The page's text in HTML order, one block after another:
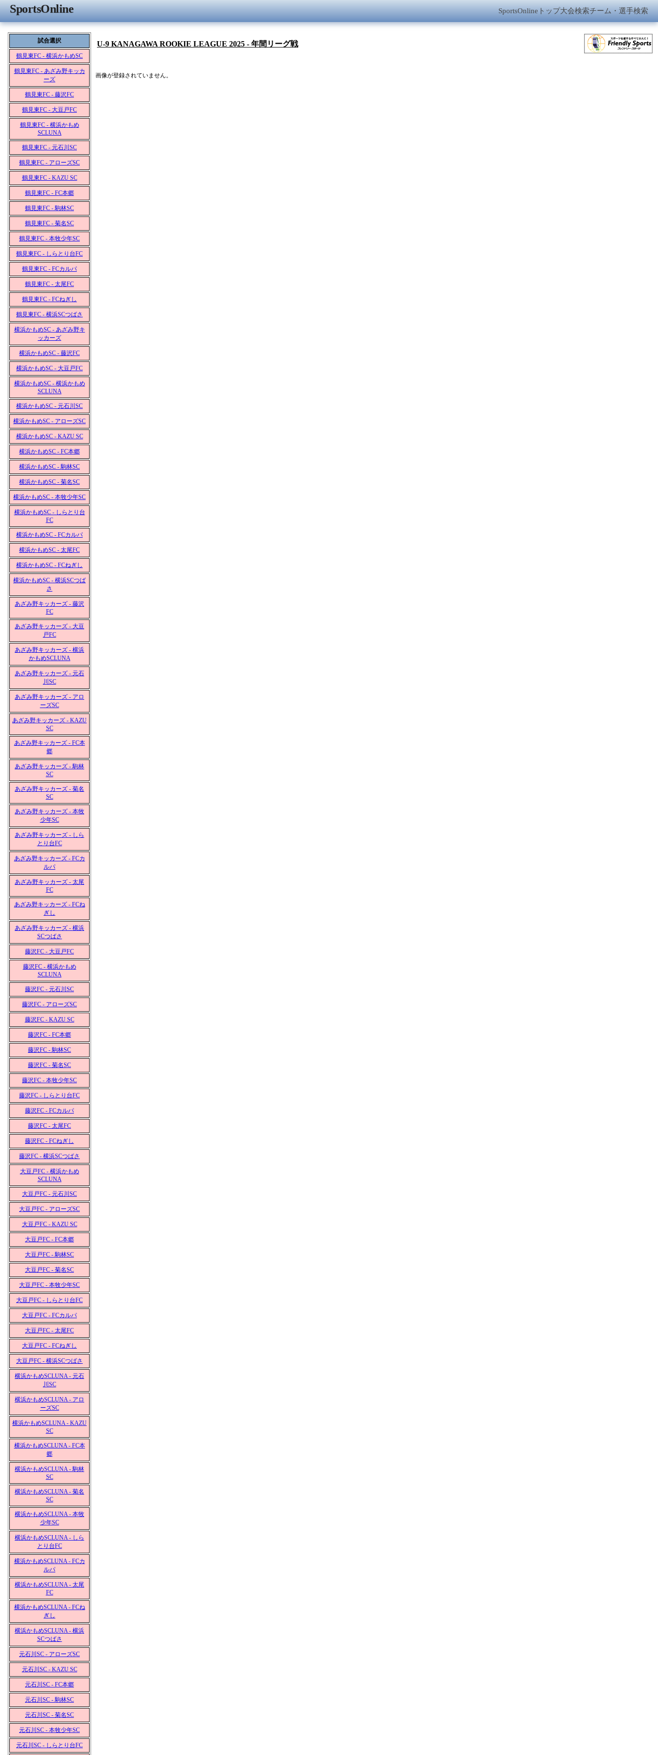
SportsOnline SportsOnlineトップ大会検索チーム・選手検索
試合選択
鶴見東FC - 横浜かもめSC
鶴見東FC - あざみ野キッカ
ーズ
鶴見東FC - 藤沢FC
鶴見東FC - 大豆戸FC
鶴見東FC - 横浜かもめ
SCLUNA
鶴見東FC - 元石川SC
鶴見東FC - アローズSC
鶴見東FC - KAZU SC
鶴見東FC - FC本郷
鶴見東FC - 駒林SC
鶴見東FC - 菊名SC
鶴見東FC - 本牧少年SC
鶴見東FC - しらとり台FC
鶴見東FC - FCカルパ
鶴見東FC - 太尾FC
鶴見東FC - FCねぎし
鶴見東FC - 横浜SCつばさ
横浜かもめSC - あざみ野キ
ッカーズ
横浜かもめSC - 藤沢FC
横浜かもめSC - 大豆戸FC
横浜かもめSC - 横浜かもめ
SCLUNA
横浜かもめSC - 元石川SC
横浜かもめSC - アローズSC
横浜かもめSC - KAZU SC
横浜かもめSC - FC本郷
横浜かもめSC - 駒林SC
横浜かもめSC - 菊名SC
横浜かもめSC - 本牧少年SC
横浜かもめSC - しらとり台
FC
横浜かもめSC - FCカルパ
横浜かもめSC - 太尾FC
横浜かもめSC - FCねぎし
横浜かもめSC - 横浜SCつば
さ
あざみ野キッカーズ - 藤沢
FC
あざみ野キッカーズ - 大豆
戸FC
あざみ野キッカーズ - 横浜
かもめSCLUNA
あざみ野キッカーズ - 元石
川SC
あざみ野キッカーズ - アロ
ーズSC
あざみ野キッカーズ - KAZU
SC
あざみ野キッカーズ - FC本
郷
あざみ野キッカーズ - 駒林
SC
あざみ野キッカーズ - 菊名
SC
あざみ野キッカーズ - 本牧
少年SC
あざみ野キッカーズ - しら
とり台FC
あざみ野キッカーズ - FCカ
ルパ
あざみ野キッカーズ - 太尾
FC
あざみ野キッカーズ - FCね
ぎし
あざみ野キッカーズ - 横浜
SCつばさ
藤沢FC - 大豆戸FC
藤沢FC - 横浜かもめ
SCLUNA
藤沢FC - 元石川SC
藤沢FC - アローズSC
藤沢FC - KAZU SC
藤沢FC - FC本郷
藤沢FC - 駒林SC
藤沢FC - 菊名SC
藤沢FC - 本牧少年SC
藤沢FC - しらとり台FC
藤沢FC - FCカルパ
藤沢FC - 太尾FC
藤沢FC - FCねぎし
藤沢FC - 横浜SCつばさ
大豆戸FC - 横浜かもめ
SCLUNA
大豆戸FC - 元石川SC
大豆戸FC - アローズSC
大豆戸FC - KAZU SC
大豆戸FC - FC本郷
大豆戸FC - 駒林SC
大豆戸FC - 菊名SC
大豆戸FC - 本牧少年SC
大豆戸FC - しらとり台FC
大豆戸FC - FCカルパ
大豆戸FC - 太尾FC
大豆戸FC - FCねぎし
大豆戸FC - 横浜SCつばさ
横浜かもめSCLUNA - 元石
川SC
横浜かもめSCLUNA - アロ
ーズSC
横浜かもめSCLUNA - KAZU
SC
横浜かもめSCLUNA - FC本
郷
横浜かもめSCLUNA - 駒林
SC
横浜かもめSCLUNA - 菊名
SC
横浜かもめSCLUNA - 本牧
少年SC
横浜かもめSCLUNA - しら
とり台FC
横浜かもめSCLUNA - FCカ
ルパ
横浜かもめSCLUNA - 太尾
FC
横浜かもめSCLUNA - FCね
ぎし
横浜かもめSCLUNA - 横浜
SCつばさ
元石川SC - アローズSC
元石川SC - KAZU SC
元石川SC - FC本郷
元石川SC - 駒林SC
元石川SC - 菊名SC
元石川SC - 本牧少年SC
元石川SC - しらとり台FC
U-9 KANAGAWA ROOKIE LEAGUE 2025 - 年間リーグ戦
画像が登録されていません。